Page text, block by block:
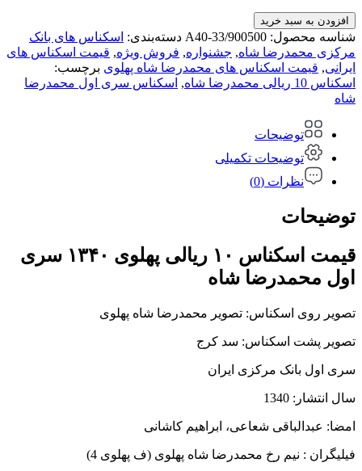
افزودن به سبد خرید
شناسه محصول: A40-33/900500 دسته‌بندی: اسکناس های بانک
مرکزی محمدرضا شاه, جشنواره, فروش ویژه, قیمت اسکناس های
ایرانی, قیمت اسکناس های محمدرضا شاه پهلوی برچسب:
اسکناس 10 ریالی محمدرضا شاه
, اسکناس سری اول محمدرضا
شاه
توضیحات
توضیحات تکمیلی
نظرات (0)
توضیحات
قیمت اسکناس ۱۰ ریالی پهلوی ۱۳۴۰ سری
اول محمدرضا شاه
تصویر روی اسکناس: تصویر محمدرضا شاه پهلوی
تصویر پشت اسکناس: سد کرج
سری اول بانک مرکزی ایران
سال انتشار: 1340
امضا: عبدالباقی شعاعی، ابراهیم کاشانی
فیلیگران : نیم رخ محمدرضا شاه پهلوی (ف پهلوی 4)